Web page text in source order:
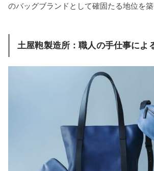
のバッグブランドとして確固たる地位を築
土屋鞄製造所：職人の手仕事によ